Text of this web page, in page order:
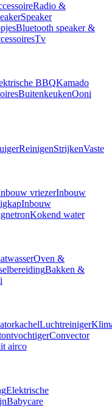
Radio &
Speaker
Bluetooth speaker &
Tv
BBQKamado
BuitenkeukenOoni
ReinigenStrijkenVaste
vriezerInbouw
Inbouw
Kokend water
Oven &
Bakken &
Luchtreiniger
Convector
airco
Elektrische
Babycare